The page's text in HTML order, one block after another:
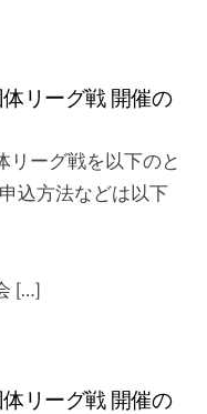
リーグ戦 開催の
ーグ戦を以下のと
込方法などは以下
[…]
リーグ戦 開催の